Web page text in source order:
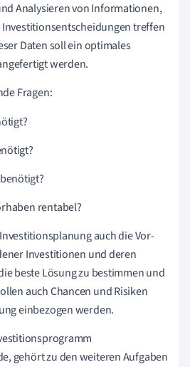
Analysieren von Informationen,
treffen
Daten soll ein optimales
werden.
Fragen:
rentabel?
auch die Vor-
Investitionen und deren
beste Lösung zu bestimmen und
auch Chancen und Risiken
einbezogen werden.
gehört zu den weiteren Aufgaben